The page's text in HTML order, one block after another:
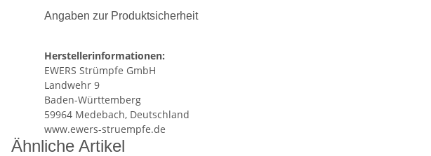
Angaben zur Produktsicherheit
Herstellerinformationen:
EWERS Strümpfe GmbH
Landwehr 9
Baden-Württemberg
59964 Medebach, Deutschland
www.ewers-struempfe.de
Ähnliche Artikel